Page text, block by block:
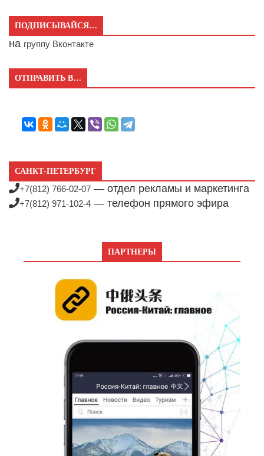
ПОДПИСЫВАЙСЯ…
на группу Вконтакте
ОТПРАВИТЬ В…
САНКТ-ПЕТЕРБУРГ
+7(812) 766-02-07 — отдел рекламы и маркетинга
+7(812) 971-102-4 — телефон прямого эфира
ПАРТНЕРЫ